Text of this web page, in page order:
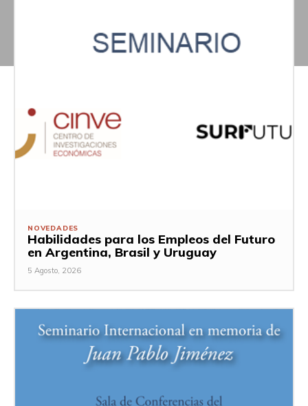
NOVEDADES
Habilidades para los Empleos del Futuro
en Argentina, Brasil y Uruguay
5 Agosto, 2026